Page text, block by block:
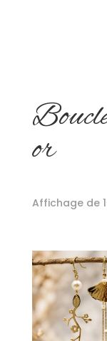
or
Affichage de